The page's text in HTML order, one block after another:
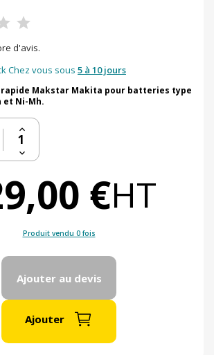
d'avis.
Chez vous sous 5 à 10 jours
rapide Makstar Makita pour batteries type
et Ni-Mh.
€HT
Produit vendu 0 fois
Ajouter au devis
Ajouter